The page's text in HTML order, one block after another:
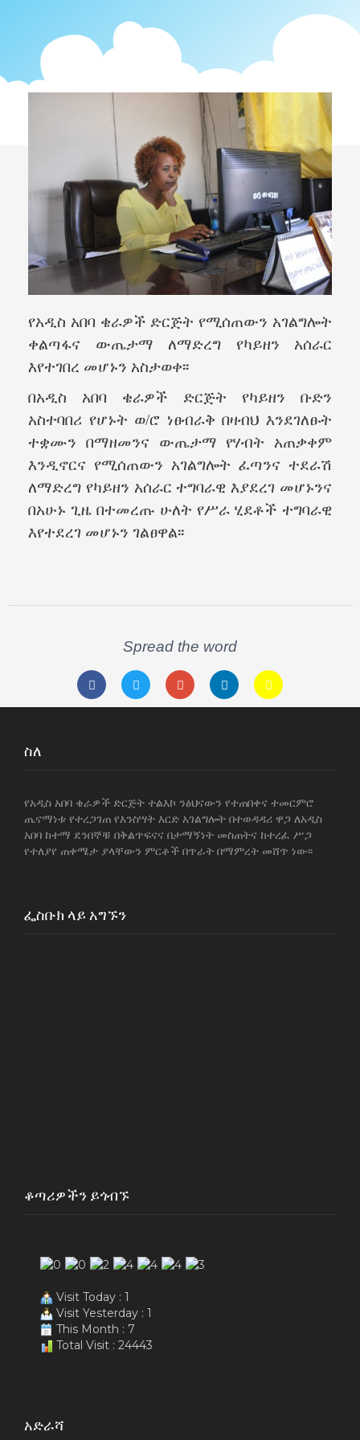
የአዲስ አበባ ቄራዎች ድርጅት የሚሰጠውን አገልግሎት
ቀልጣፋና ውጤታማ ለማድረግ የካይዘን አሰራር
እየተገበረ መሆኑን አስታወቀ፡፡
በአዲስ አበባ ቄራዎች ድርጅት የካይዘን ቡድን
አስተባበሪ የሆኑት ወ/ሮ ነፀብራቅ በዛብህ እንደገለፁት
ተቋሙን በማዘመንና ውጤታማ የሃብት አጠቃቀም
እንዲኖርና የሚሰጠውን አገልግሎት ፈጣንና ተደራሽ
ለማድረግ የካይዘን አሰራር ተግባራዊ እያደረገ መሆኑንና
በአሁኑ ጊዜ በተመረጡ ሁለት የሥራ ሂደቶች ተግባራዊ
እየተደረገ መሆኑን ገልፀዋል፡፡
Spread the word
ስለ
የአዲስ አበባ ቄራዎች ድርጅት ተልእኮ ንፅህናውን የተጠበቀና ተመርምሮ
ጤናማነቱ የተረጋገጠ የእንስሣት እርድ አገልግሎት በተወዳዳሪ ዋጋ ለአዲስ
አበባ ከተማ ደንበኞቹ በቅልጥፍናና በታማኝነት መስጠትና ከተረፈ ሥጋ
የተለያየ ጠቀሜታ ያላቸውን ምርቶች በጥራት በማምረት መሸጥ ነው፡፡
ፌስቡክ ላይ አግኙን
ቆጣሪዎችን ይጎብኙ
Visit Today : 1
Visit Yesterday : 1
This Month : 7
Total Visit : 24443
አድራሻ